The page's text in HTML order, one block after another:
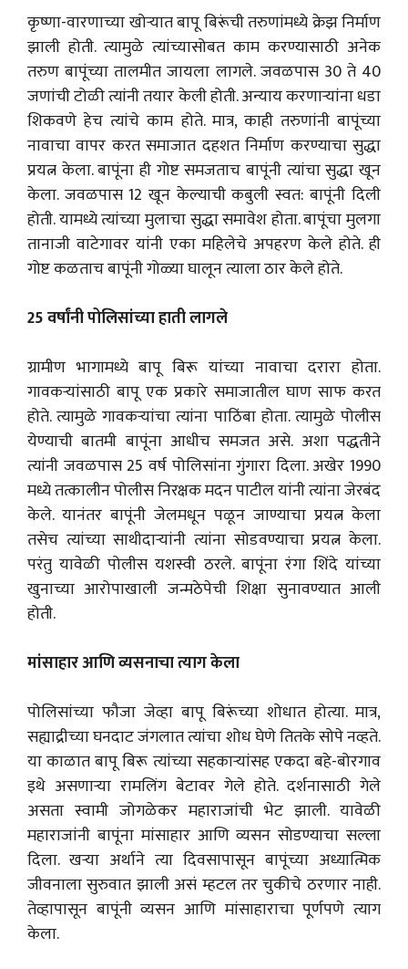
कृष्णा-वारणाच्या खोऱ्यात बापू बिरूंची तरुणांमध्ये क्रेझ निर्माण
झाली होती. त्यामुळे त्यांच्यासोबत काम करण्यासाठी अनेक
तरुण बापूंच्या तालमीत जायला लागले. जवळपास 30 ते 40
जणांची टोळी त्यांनी तयार केली होती. अन्याय करणाऱ्यांना धडा
शिकवणे हेच त्यांचे काम होते. मात्र, काही तरुणांनी बापूंच्या
नावाचा वापर करत समाजात दहशत निर्माण करण्याचा सुद्धा
प्रयत्न केला. बापूंना ही गोष्ट समजताच बापूंनी त्यांचा सुद्धा खून
केला. जवळपास 12 खून केल्याची कबुली स्वत: बापूंनी दिली
होती. यामध्ये त्यांच्या मुलाचा सुद्धा समावेश होता. बापूंचा मुलगा
तानाजी वाटेगावर यांनी एका महिलेचे अपहरण केले होते. ही
गोष्ट कळताच बापूंनी गोळ्या घालून त्याला ठार केले होते.
25 वर्षांनी पोलिसांच्या हाती लागले
ग्रामीण भागामध्ये बापू बिरू यांच्या नावाचा दरारा होता.
गावकऱ्यांसाठी बापू एक प्रकारे समाजातील घाण साफ करत
होते. त्यामुळे गावकऱ्यांचा त्यांना पाठिंबा होता. त्यामुळे पोलीस
येण्याची बातमी बापूंना आधीच समजत असे. अशा पद्धतीने
त्यांनी जवळपास 25 वर्ष पोलिसांना गुंगारा दिला. अखेर 1990
मध्ये तत्कालीन पोलीस निरक्षक मदन पाटील यांनी त्यांना जेरबंद
केले. यानंतर बापूंनी जेलमधून पळून जाण्याचा प्रयत्न केला
तसेच त्यांच्या साथीदाऱ्यांनी त्यांना सोडवण्याचा प्रयत्न केला.
परंतु यावेळी पोलीस यशस्वी ठरले. बापूंना रंगा शिंदे यांच्या
खुनाच्या आरोपाखाली जन्मठेपेची शिक्षा सुनावण्यात आली
होती.
मांसाहार आणि व्यसनाचा त्याग केला
पोलिसांच्या फौजा जेव्हा बापू बिरूंच्या शोधात होत्या. मात्र,
सह्याद्रीच्या घनदाट जंगलात त्यांचा शोध घेणे तितके सोपे नव्हते.
या काळात बापू बिरू त्यांच्या सहकाऱ्यांसह एकदा बहे-बोरगाव
इथे असणाऱ्या रामलिंग बेटावर गेले होते. दर्शनासाठी गेले
असता स्वामी जोगळेकर महाराजांची भेट झाली. यावेळी
महाराजांनी बापूंना मांसाहार आणि व्यसन सोडण्याचा सल्ला
दिला. खऱ्या अर्थाने त्या दिवसापासून बापूंच्या अध्यात्मिक
जीवनाला सुरुवात झाली असं म्हटल तर चुकीचे ठरणार नाही.
तेव्हापासून बापूंनी व्यसन आणि मांसाहाराचा पूर्णपणे त्याग
केला.